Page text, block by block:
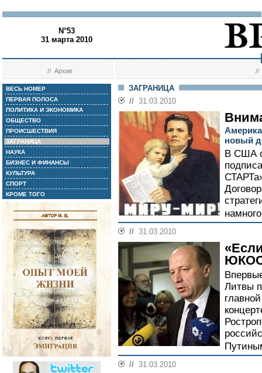
N°53
31 марта 2010
//Архив //
ВЕСЬ НОМЕР
ПЕРВАЯ ПОЛОСА
ПОЛИТИКА И ЭКОНОМИКА
ОБЩЕСТВО
ПРОИСШЕСТВИЯ
ЗАГРАНИЦА
НАУКА
БИЗНЕС И ФИНАНСЫ
КУЛЬТУРА
СПОРТ
КРОМЕ ТОГО
ЗАГРАНИЦА
// 31.03.2010
новый
В США
// 31.03.2010
Литвы
// 31.03.2010